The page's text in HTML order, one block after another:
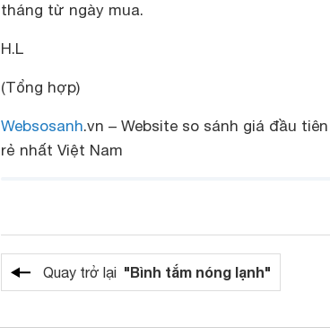
tháng từ ngày mua.
H.L
(Tổng hợp)
Websosanh.vn – Website so sánh giá đầu
rẻ nhất Việt Nam
Quay trở lại "Bình tắm nóng lạnh"